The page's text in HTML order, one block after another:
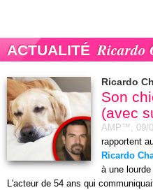
ACTUALITÉ Ricardo
Ricardo
Son
(avec
AMP™, 09/
rapportent
Ricardo
à une
L'acteur de 54 ans qui